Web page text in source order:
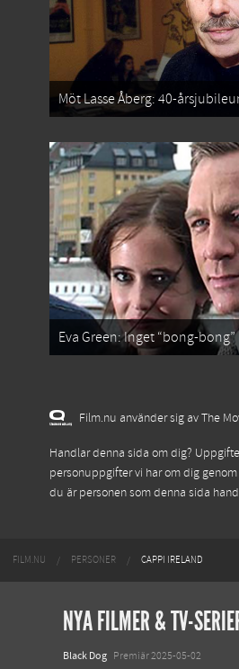
Möt Lasse Åberg: 40-
Eva Green: Inget “bong-
Film.nu använder sig av The
Handlar denna sida om dig?
personuppgifter vi har om dig
du är personen som denna sida
FILM.NU PERSONER CAPPI IRELAND
NYA FILMER & TV-
Black Dog Premiär 2025-05-02